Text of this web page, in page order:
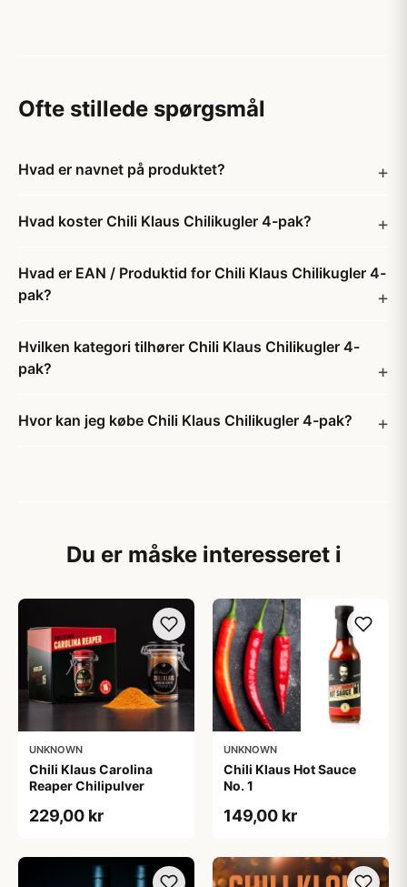
Ofte stillede spørgsmål
Hvad er navnet på produktet?
Hvad koster Chili Klaus Chilikugler 4-pak?
Hvad er EAN / Produktid for Chili Klaus Chilikugler 4-
pak?
Hvilken kategori tilhører Chili Klaus Chilikugler 4-
pak?
Hvor kan jeg købe Chili Klaus Chilikugler 4-pak?
Du er måske interesseret i
UNKNOWN
Chili Klaus Carolina
Reaper Chilipulver
229,00 kr
UNKNOWN
Chili Klaus Hot Sauce
No. 1
149,00 kr